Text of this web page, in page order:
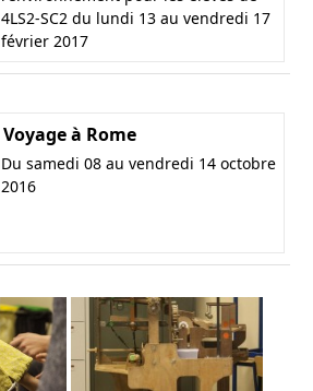
4LS2-SC2 du lundi 13 au vendredi 17
février 2017
Voyage à Rome
Du samedi 08 au vendredi 14 octobre
2016